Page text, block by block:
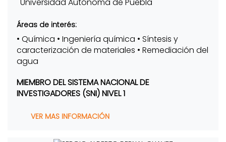
Áreas de interés:
• Química • Ingeniería química • Síntesis y
caracterización de materiales • Remediación del
agua
MIEMBRO DEL SISTEMA NACIONAL DE
INVESTIGADORES (SNI) NIVEL 1
VER MAS INFORMACIÓN